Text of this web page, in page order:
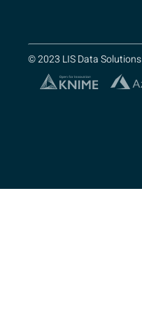
© 2023 LIS Data Solutions